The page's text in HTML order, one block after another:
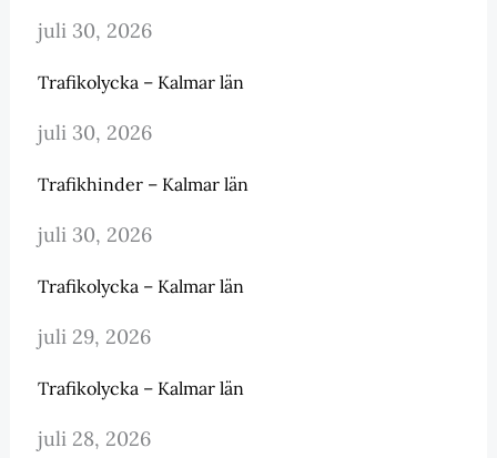
juli 30, 2026
Trafikolycka – Kalmar län
juli 30, 2026
Trafikhinder – Kalmar län
juli 30, 2026
Trafikolycka – Kalmar län
juli 29, 2026
Trafikolycka – Kalmar län
juli 28, 2026